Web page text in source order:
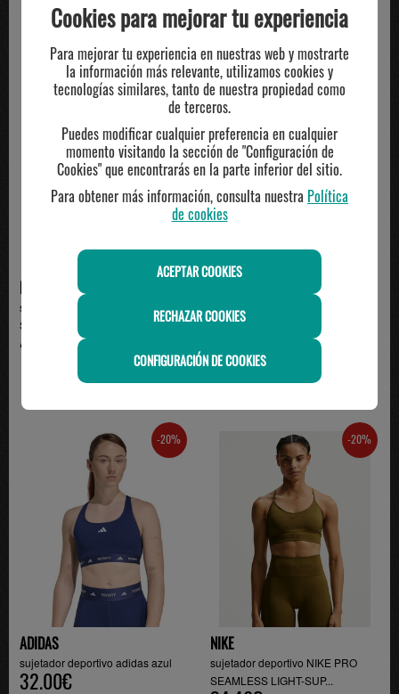
TE PUEDE INTERESAR
NIKE
sujetador deportivo nike MEDIUM
SUPPORT, rosa
42.99€
sujetador deportivo adidas HYG ,
negro/blanco
-20%
ADIDAS
sujetador deportivo adidas azul
32.00€
-20%
NIKE
sujetador deportivo NIKE PRO
SEAMLESS LIGHT-SUP...
Cookies para mejorar tu experiencia
Para mejorar tu experiencia en nuestras web y mostrarte
la información más relevante, utilizamos cookies y
tecnologías similares, tanto de nuestra propiedad como
de terceros.
Puedes modificar cualquier preferencia en cualquier
momento visitando la sección de "Configuración de
Cookies" que encontrarás en la parte inferior del sitio.
Para obtener más información, consulta nuestra Política
de cookies
ACEPTAR COOKIES
RECHAZAR COOKIES
CONFIGURACIÓN DE COOKIES